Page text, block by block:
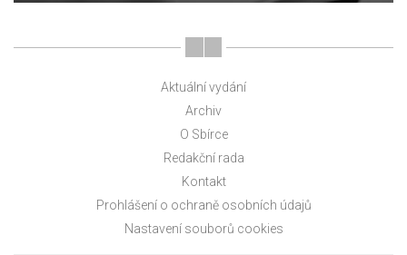
Aktuální vydání
Archiv
O Sbírce
Redakční rada
Kontakt
Prohlášení o ochraně osobních údajů
Nastavení souborů cookies